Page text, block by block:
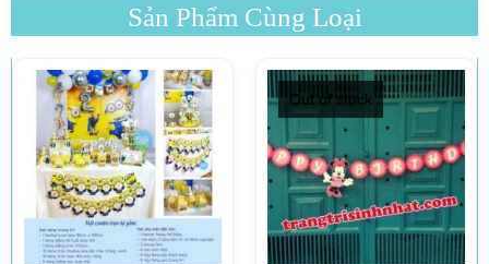
Sản Phẩm Cùng Loại
Out of stock